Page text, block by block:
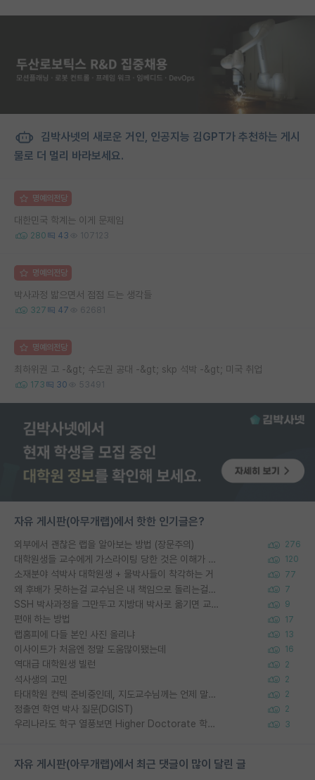
김박사넷의 새로운 거인, 인공지능 김GPT가 추천하는 게시
물로 더 멀리 바라보세요.
명예의전당
대한민국 학계는 이게 문제임
280 43 107123
명예의전당
박사과정 밟으면서 점점 드는 생각들
327 47 62681
명예의전당
최하위권 고 -&gt; 수도권 공대 -&gt; skp 석박 -&gt; 미국 취업
173 30 53491
자유 게시판(아무개랩)에서 핫한 인기글은?
외부에서 괜찮은 랩을 알아보는 방법 (장문주의) 276
대학원생들 교수에게 가스라이팅 당한 것은 이해가 갑니다. 안타깝네요. 120
소재분야 석박사 대학원생 + 물박사들이 착각하는 거 77
왜 후배가 못하는걸 교수님은 내 책임으로 돌리는걸까요? 7
SSH 박사과정을 그만두고 지방대 박사로 옮기면 교수의 꿈은 끝일까요? 9
편애 하는 방법 17
랩홈피에 다들 본인 사진 올리냐 13
이사이트가 처음엔 정말 도움많이됐는데 16
역대급 대학원생 빌런 2
석사생의 고민 2
타대학원 컨텍 준비중인데, 지도교수님께는 언제 말씀드려야 할까요? 2
정출연 학연 박사 질문(DGIST) 2
우리나라도 학구 열풍보면 Higher Doctorate 학위가 필요하다고 봅니다. 3
자유 게시판(아무개랩)에서 최근 댓글이 많이 달린 글